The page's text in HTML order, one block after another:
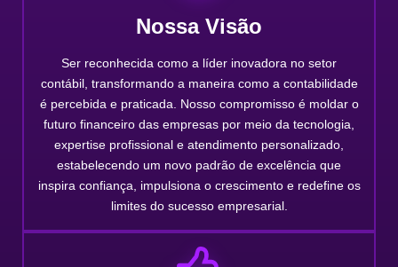
Nossa Visão
Ser reconhecida como a líder inovadora no setor
contábil, transformando a maneira como a contabilidade
é percebida e praticada. Nosso compromisso é moldar o
futuro financeiro das empresas por meio da tecnologia,
expertise profissional e atendimento personalizado,
estabelecendo um novo padrão de excelência que
inspira confiança, impulsiona o crescimento e redefine os
limites do sucesso empresarial.